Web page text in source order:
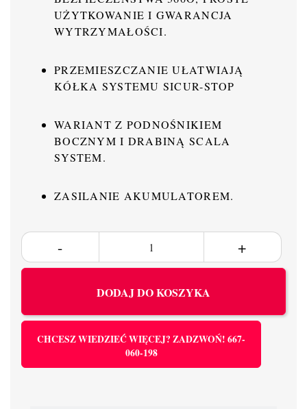
UŻYTKOWANIE I GWARANCJA
WYTRZYMAŁOŚCI.
PRZEMIESZCZANIE UŁATWIAJĄ
KÓŁKA SYSTEMU SICUR-STOP
WARIANT Z PODNOŚNIKIEM
BOCZNYM I DRABINĄ SCALA
SYSTEM.
ZASILANIE AKUMULATOREM.
DODAJ DO KOSZYKA
CHCESZ WIEDZIEĆ WIĘCEJ? ZADZWOŃ! 667-
060-198